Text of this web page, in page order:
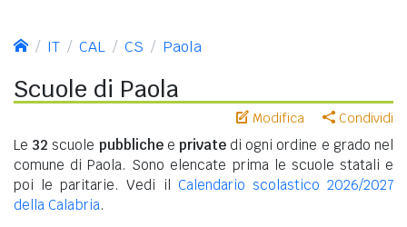
IT CAL CS Paola
Scuole di Paola
Modifica Condividi
Le 32 scuole pubblichee privatedi ogni ordine e grado nel
comune di Paola. Sono elencate prima le scuole statali e
poi le paritarie. Vedi il Calendario scolastico 2026/2027
della Calabria.